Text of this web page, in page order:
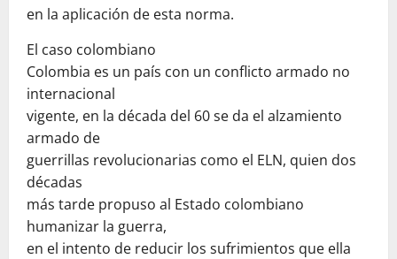
en la aplicación de esta norma.
El caso colombiano
Colombia es un país con un conflicto armado no
internacional
vigente, en la década del 60 se da el alzamiento
armado de
guerrillas revolucionarias como el ELN, quien dos
décadas
más tarde propuso al Estado colombiano
humanizar la guerra,
en el intento de reducir los sufrimientos que ella